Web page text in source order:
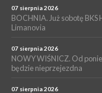
NASZ NEWS.
Przestrzennego Miasta
magistratu
07 sierpnia 2026
BOCHNIA. Już sobotę
Limanovia
07 sierpnia 2026
NOWY WIŚNICZ. Od
będzie nieprzejezdna
07 sierpnia 2026